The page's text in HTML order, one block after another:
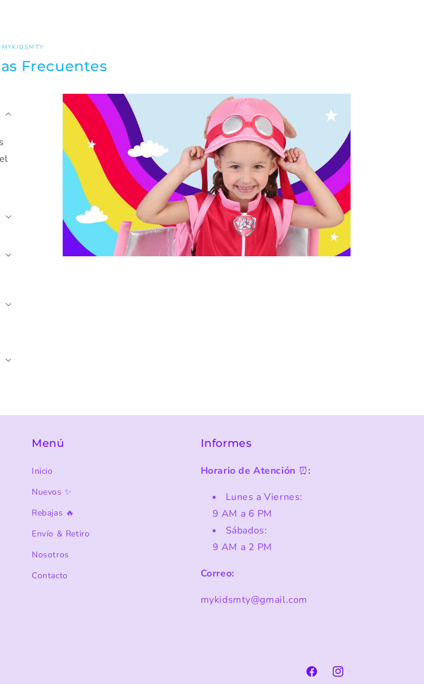
MYKIDSMTY
Frecuentes
Menú
Inicio
Nuevos ✨
Rebajas 🔥
Envío & Retiro
Nosotros
Contacto
Informes
Horario de Atención ⏰:
Lunes a Viernes:
9 AM a 6 PM
Sábados:
9 AM a 2 PM
Correo:
mykidsmty@gmail.com
FacebookInstagram